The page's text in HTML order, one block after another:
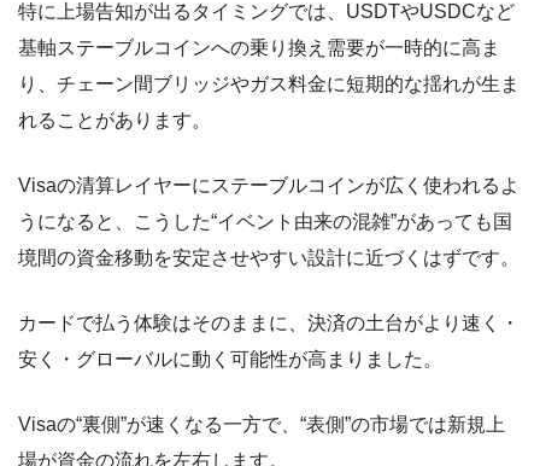
特に上場告知が出るタイミングでは、USDTやUSDCなど
基軸ステーブルコインへの乗り換え需要が一時的に高ま
り、チェーン間ブリッジやガス料金に短期的な揺れが生ま
れることがあります。
Visaの清算レイヤーにステーブルコインが広く使われるよ
うになると、こうした“イベント由来の混雑”があっても国
境間の資金移動を安定させやすい設計に近づくはずです。
カードで払う体験はそのままに、決済の土台がより速く・
安く・グローバルに動く可能性が高まりました。
Visaの“裏側”が速くなる一方で、“表側”の市場では新規上
場が資金の流れを左右します。